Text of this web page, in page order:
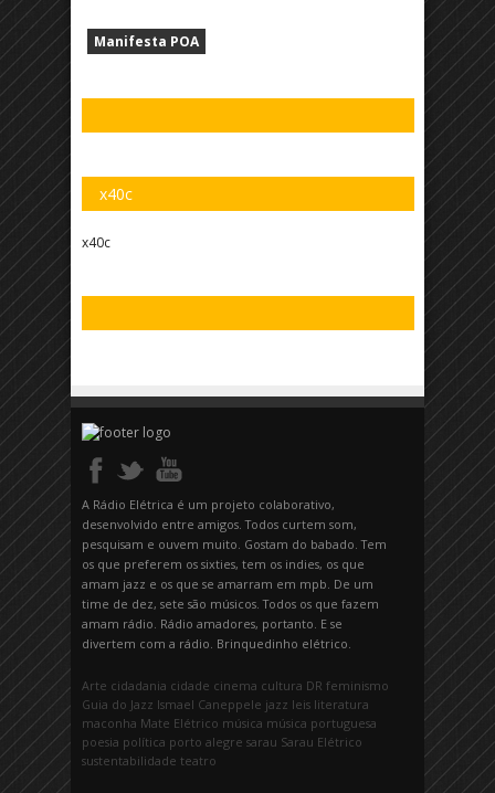
Manifesta POA
x40c
x40c
A Rádio Elétrica é um projeto colaborativo,
desenvolvido entre amigos. Todos curtem som,
pesquisam e ouvem muito. Gostam do babado. Tem
os que preferem os sixties, tem os indies, os que
amam jazz e os que se amarram em mpb. De um
time de dez, sete são músicos. Todos os que fazem
amam rádio. Rádio amadores, portanto. E se
divertem com a rádio. Brinquedinho elétrico.
Arte cidadania cidade cinema cultura DR feminismo
Guia do Jazz Ismael Caneppele jazz leis literatura
maconha Mate Elétrico música música portuguesa
poesia política porto alegre sarau Sarau Elétrico
sustentabilidade teatro